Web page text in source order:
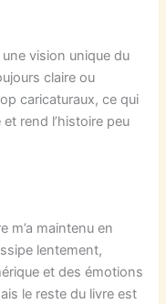
vision unique du
claire ou
caricaturaux, ce qui
rend l’histoire peu
m’a maintenu en
lentement,
et des émotions
le reste du livre est